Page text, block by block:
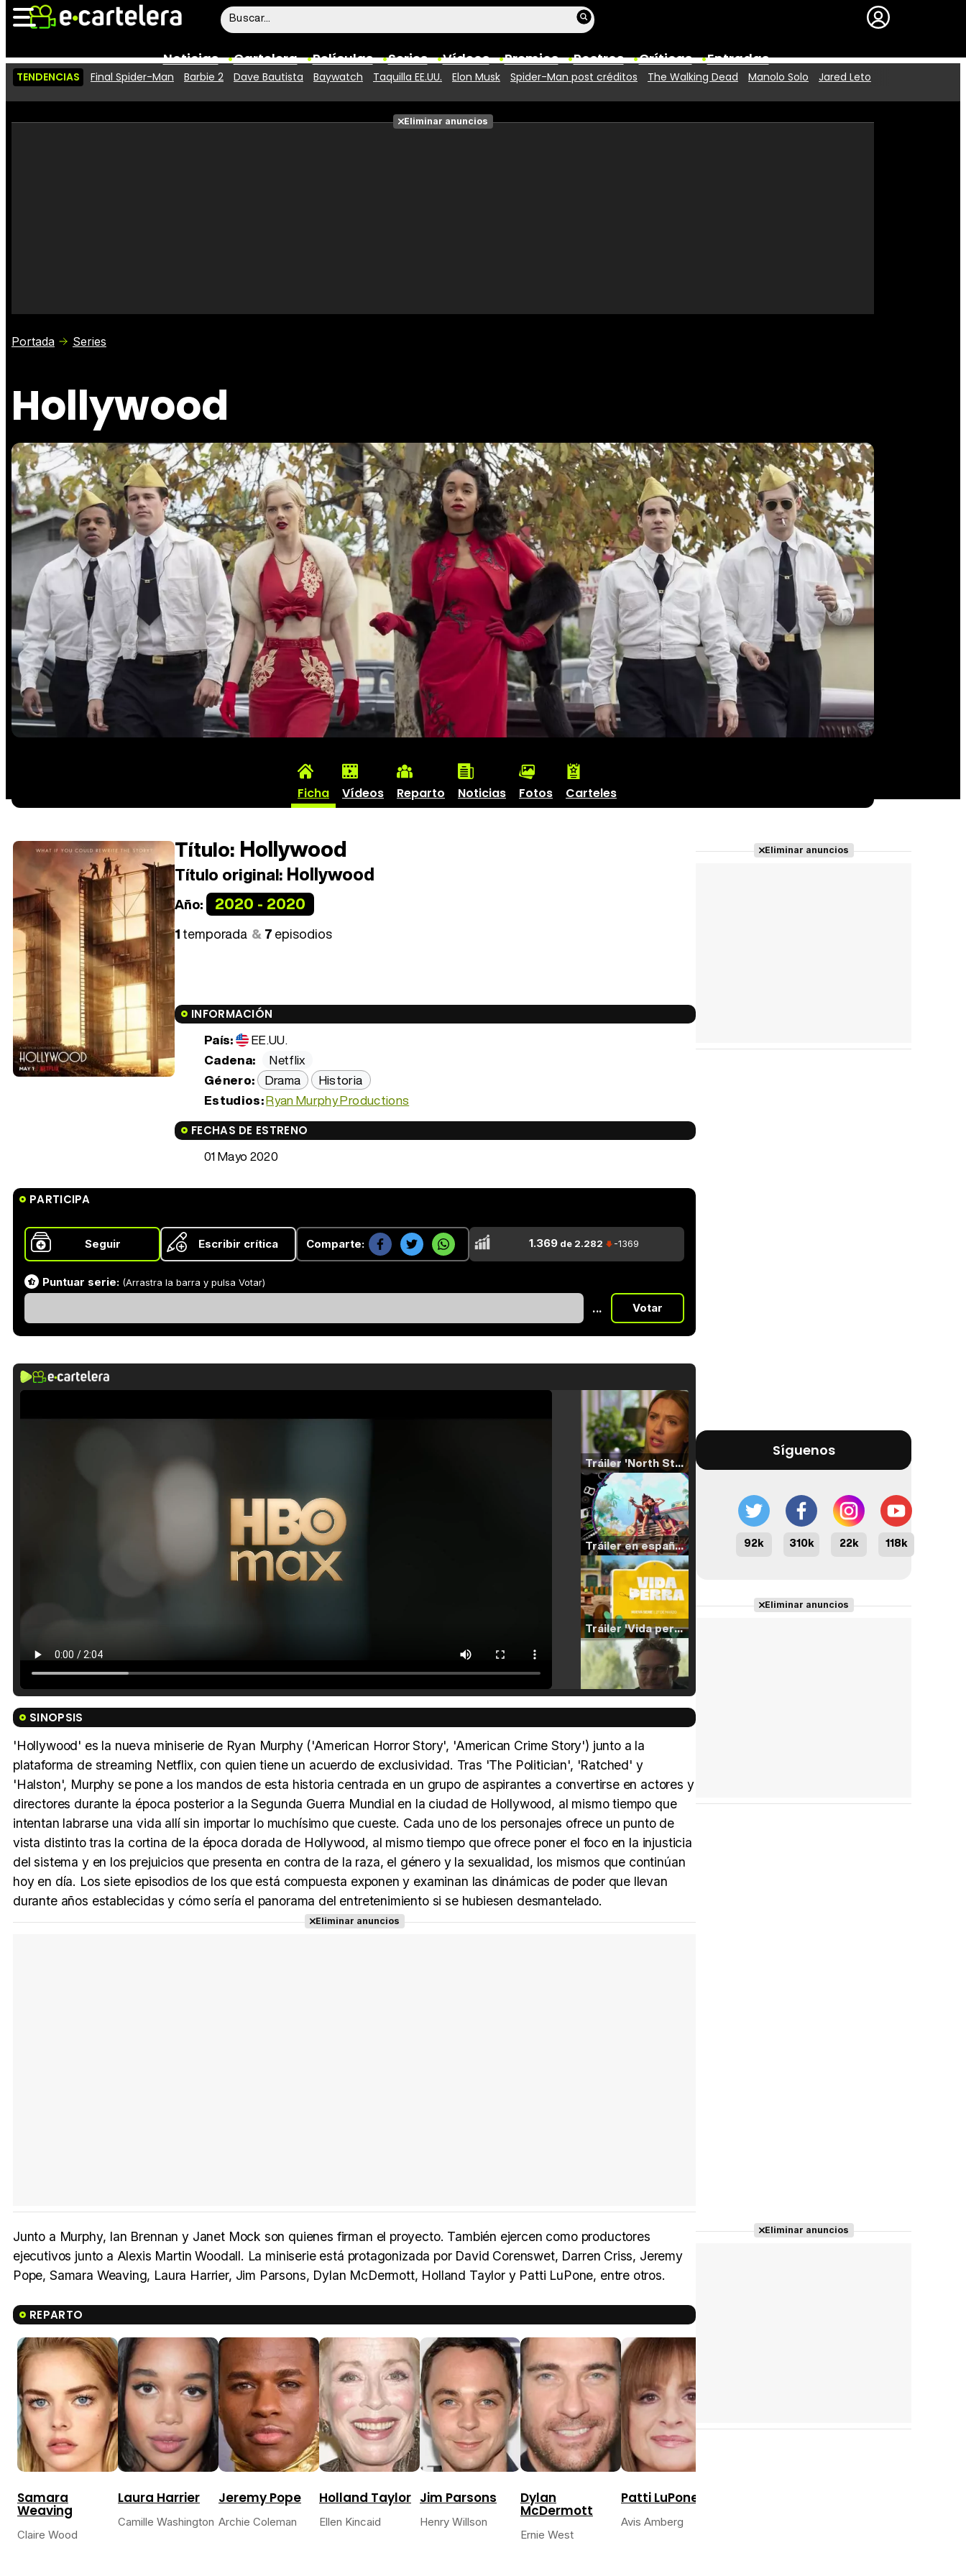
Noticias Cartelera Películas Series Vídeos Premios Rostros Críticas Entradas
Vídeos
Taquilla Fotos
Premios
TENDENCIAS Final Spider-Man Barbie 2 Dave Bautista Baywatch Taquilla EE.UU. Elon Musk Spider-Man post créditos The Walking Dead Manolo Solo Jared Leto
Eliminar anuncios
Portada Series
Hollywood
Ficha Vídeos Reparto Noticias Fotos Carteles
Título: Hollywood
Título original: Hollywood
Año: 2020 - 2020
1temporada 7episodios
INFORMACIÓN
País:
EE.UU.
Cadena:
Netflix
Género: Drama
Historia
Estudios:Ryan Murphy Productions
FECHAS DE ESTRENO
01 Mayo 2020
PARTICIPA
Seguir Escribir crítica Comparte: 1.369 de 2.282 -1369
Puntuar serie: (Arrastra la barra y pulsa Votar)
... Votar
Tráiler 'North Star' (2023)
Tráiler en español de 'La isla olvidada'
Tráiler 'Vida perra' (2026)
Tráiler Oficial en VOSE 'The Audacity'
Tráiler en español 'Outcome' (2026)
SINOPSIS
'Hollywood' es la nueva miniserie de Ryan Murphy ('American Horror Story', 'American Crime Story') junto a la
plataforma de streaming Netflix, con quien tiene un acuerdo de exclusividad. Tras 'The Politician', 'Ratched' y
'Halston', Murphy se pone a los mandos de esta historia centrada en un grupo de aspirantes a convertirse en actores y
directores durante la época posterior a la Segunda Guerra Mundial en la ciudad de Hollywood, al mismo tiempo que
intentan labrarse una vida allí sin importar lo muchísimo que cueste. Cada uno de los personajes ofrece un punto de
vista distinto tras la cortina de la época dorada de Hollywood, al mismo tiempo que ofrece poner el foco en la injusticia
del sistema y en los prejuicios que presenta en contra de la raza, el género y la sexualidad, los mismos que continúan
hoy en día. Los siete episodios de los que está compuesta exponen y examinan las dinámicas de poder que llevan
durante años establecidas y cómo sería el panorama del entretenimiento si se hubiesen desmantelado.
Eliminar anuncios
Junto a Murphy, Ian Brennan y Janet Mock son quienes firman el proyecto. También ejercen como productores
ejecutivos junto a Alexis Martin Woodall. La miniserie está protagonizada por David Corenswet, Darren Criss, Jeremy
Pope, Samara Weaving, Laura Harrier, Jim Parsons, Dylan McDermott, Holland Taylor y Patti LuPone, entre otros.
REPARTO
Samara
Weaving
Claire Wood
Laura Harrier
Camille Washington
Jeremy Pope
Archie Coleman
Holland Taylor
Ellen Kincaid
Jim Parsons
Henry Willson
Dylan
McDermott
Ernie West
Patti LuPone
Avis Amberg
Eliminar anuncios
Síguenos
92k 310k 22k 118k
Eliminar anuncios
Eliminar anuncios